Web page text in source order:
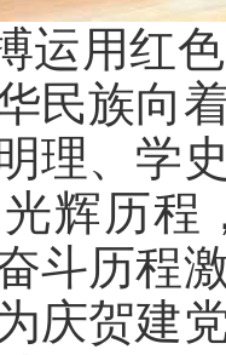
运用红
民族向
理、学
辉历程
斗历程
庆贺建